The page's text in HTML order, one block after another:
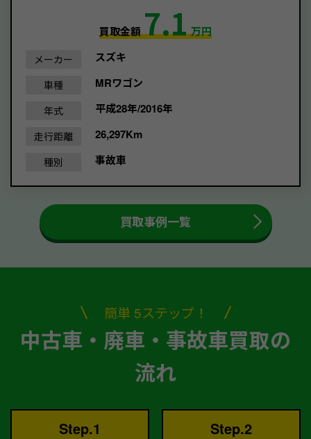
買取金額7.1万円
メーカー スズキ
車種 MRワゴン
年式 平成28年/2016年
走行距離 26,297Km
種別 事故車
買取事例一覧
簡単 5ステップ！
中古車・廃車・事故車買取の
流れ
Step.1 Step.2